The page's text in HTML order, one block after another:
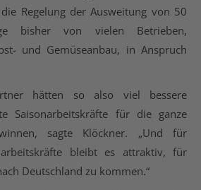
Regelung der Ausweitung von 50
bisher von vielen Betrieben,
und Gemüseanbau, in Anspruch
hätten so also viel bessere
Saisonarbeitskräfte für die ganze
sagte Klöckner. „Und für
bleibt es attraktiv, für
Deutschland zu kommen.“